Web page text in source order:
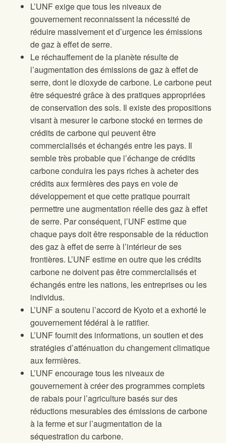
L’UNF exige que tous les niveaux de
gouvernement reconnaissent la nécessité de
réduire massivement et d’urgence les émissions
de gaz à effet de serre.
Le réchauffement de la planète résulte de
l’augmentation des émissions de gaz à effet de
serre, dont le dioxyde de carbone. Le carbone peut
être séquestré grâce à des pratiques appropriées
de conservation des sols. Il existe des propositions
visant à mesurer le carbone stocké en termes de
crédits de carbone qui peuvent être
commercialisés et échangés entre les pays. Il
semble très probable que l’échange de crédits
carbone conduira les pays riches à acheter des
crédits aux fermières des pays en voie de
développement et que cette pratique pourrait
permettre une augmentation réelle des gaz à effet
de serre. Par conséquent, l’UNF estime que
chaque pays doit être responsable de la réduction
des gaz à effet de serre à l’intérieur de ses
frontières. L’UNF estime en outre que les crédits
carbone ne doivent pas être commercialisés et
échangés entre les nations, les entreprises ou les
individus.
L’UNF a soutenu l’accord de Kyoto et a exhorté le
gouvernement fédéral à le ratifier.
L’UNF fournit des informations, un soutien et des
stratégies d’atténuation du changement climatique
aux fermières.
L’UNF encourage tous les niveaux de
gouvernement à créer des programmes complets
de rabais pour l’agriculture basés sur des
réductions mesurables des émissions de carbone
à la ferme et sur l’augmentation de la
séquestration du carbone.